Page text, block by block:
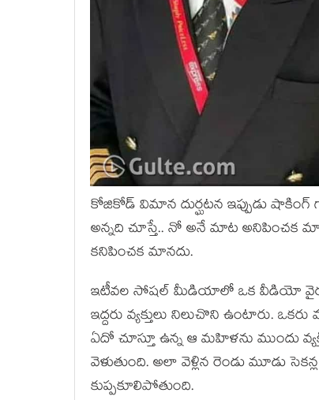
కోజికోడ్ విమాన దుర్ఘటన ఇప్పుడు
అన్నది చూస్తే.. నో అనే మాట అనిపించక
కనిపించక మానదు.
ఇటీవల సోషల్ మీడియాలో ఒక వీడియో వైరల్
ఇద్దరు వ్యక్తులు నిలుచొని ఉంటారు.
ఏదో చూస్తూ ఉన్న ఆ మహిళను ముందు
వెళుతుంది. అలా వెళ్లిన రెండు మూడు
కుప్పకూలిపోతుంది.